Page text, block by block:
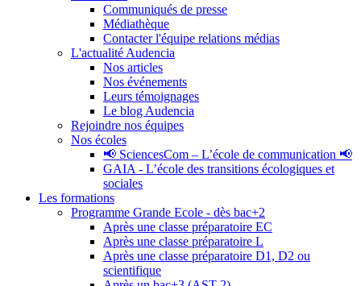
Communiqués de presse
Médiathèque
Contacter l'équipe relations médias
L'actualité Audencia
Nos articles
Nos événements
Leurs témoignages
Le blog Audencia
Rejoindre nos équipes
Nos écoles
📢 SciencesCom – L’école de communication 📢
GAIA - L’école des transitions écologiques et
sociales
Les formations
Programme Grande Ecole - dès bac+2
Après une classe préparatoire EC
Après une classe préparatoire L
Après une classe préparatoire D1, D2 ou
scientifique